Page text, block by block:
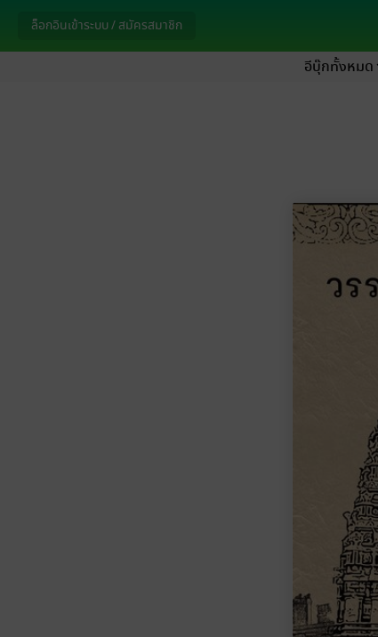
ล็อกอินเข้าระบบ / สมัครสมาชิก
อีบุ๊กทั้งหมด